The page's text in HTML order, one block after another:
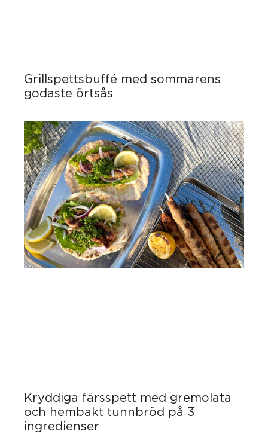
Grillspettsbuffé med sommarens
godaste örtsås
Kryddiga färsspett med gremolata
och hembakt tunnbröd på 3
ingredienser